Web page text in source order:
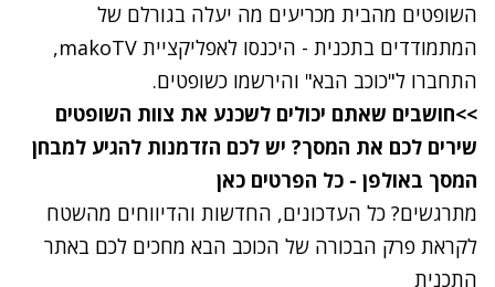
השופטים מהבית מכריעים מה יעלה בגורלם של
המתמודדים בתכנית - היכנסו לאפליקציית makoTV
,
התחברו ל"כוכב הבא" והירשמו כשופטים.
>>חושבים שאתם יכולים לשכנע את צוות השופטים
שירים לכם את המסך? יש לכם הזדמנות להגיע למבחן
המסך באולפן - כל הפרטים כאן
מתרגשים? כל העדכונים, החדשות והדיווחים מהשטח
לקראת פרק הבכורה של הכוכב הבא מחכים לכם באתר
התכנית